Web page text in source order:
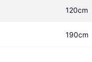
120cm
190cm